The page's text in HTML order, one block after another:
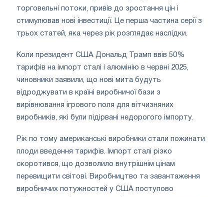
торговельні потоки, привів до зростання цін і
стимулював нові інвестиції. Це перша частина серії з
трьох статей, яка через рік розглядає наслідки.
Коли президент США Дональд Трамп ввів 50%
тарифів на імпорт сталі і алюмінію в червні 2025,
чиновники заявили, що нові мита будуть
відроджувати в країні виробничої бази з
вирівнювання ігрового поля для вітчизняних
виробників, які були підірвані недорогого імпорту.
Рік по тому американські виробники стали пожинати
плоди введення тарифів. Імпорт сталі різко
скоротився, що дозволило внутрішнім цінам
перевищити світові. Виробництво та завантаження
виробничих потужностей у США поступово